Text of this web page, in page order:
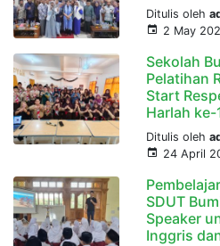
Ditulis oleh
2 May
Sekolah
Pelatihan
Start
Harlah ke-
Ditulis oleh
24 April
SDUT
Speaker
Inggris